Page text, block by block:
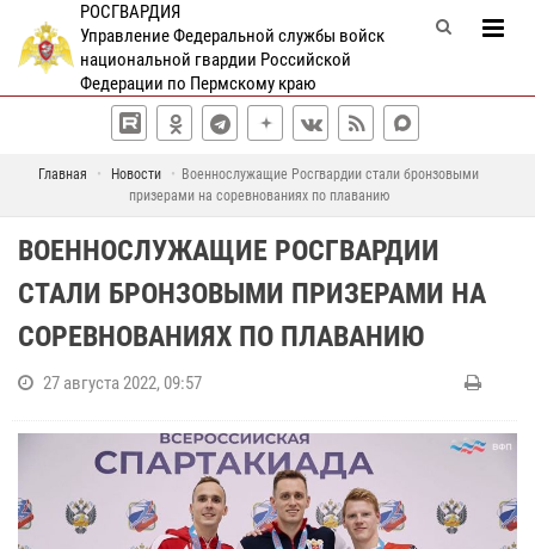
РОСГВАРДИЯ
Управление Федеральной службы войск
национальной гвардии Российской
Федерации по Пермскому краю
Главная Новости
Военнослужащие Росгвардии стали бронзовыми
призерами на соревнованиях по плаванию
ВОЕННОСЛУЖАЩИЕ РОСГВАРДИИ
СТАЛИ БРОНЗОВЫМИ ПРИЗЕРАМИ НА
СОРЕВНОВАНИЯХ ПО ПЛАВАНИЮ
27 августа 2022, 09:57